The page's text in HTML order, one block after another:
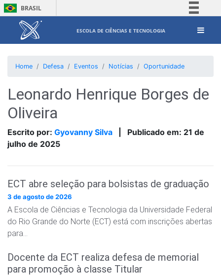
BRASIL
Acesso à informação
Canais
ESCOLA DE CIÊNCIAS E TECNOLOGIA
Home Defesa Eventos Notícias Oportunidade
Leonardo Henrique Borges de
Oliveira
Escrito por: Gyovanny Silva Publicado em: 21 de
julho de 2025
ECT abre seleção para bolsistas de graduação
3 de agosto de 2026
A Escola de Ciências e Tecnologia da Universidade Federal
do Rio Grande do Norte (ECT) está com inscrições abertas
para…
Docente da ECT realiza defesa de memorial
para promoção à classe Titular